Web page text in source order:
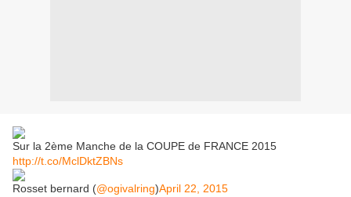
Sur la 2ème Manche de la COUPE de FRANCE 2015
http://t.co/MclDktZBNs
Rosset bernard (@ogivalring)April 22, 2015